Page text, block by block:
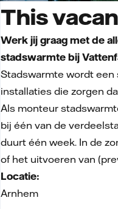
This
Werk jij graag met de
stadswarmte bij
Stadswarmte wordt een
installaties die zorgen
Als monteur
bij één van de
duurt één week. In de
of het uitvoeren van
Locatie:
Arnhem